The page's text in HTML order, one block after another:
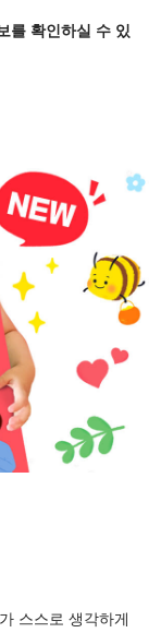
를 확인하실 수 있
스스로 생각하게